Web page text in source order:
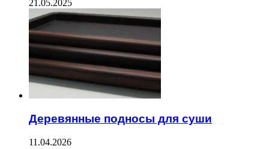
21.05.2025
Деревянные подносы для суши
11.04.2026